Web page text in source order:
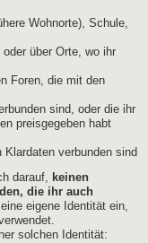
Wohnorte), Schule,
über Orte, wo ihr
Foren, die mit den
sind, oder die ihr
preisgegeben habt
verbunden sind
darauf, keinen
die ihr auch
eigene Identität ein,
solchen Identität: